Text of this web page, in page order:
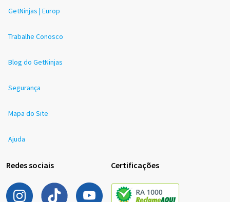
GetNinjas | Europ
Trabalhe Conosco
Blog do GetNinjas
Segurança
Mapa do Site
Ajuda
Redes sociais Certificações